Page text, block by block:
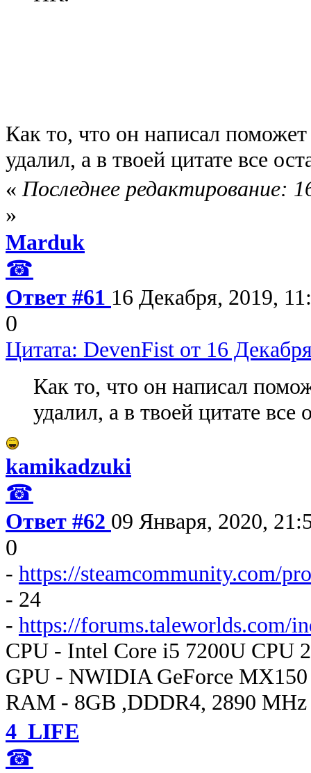
Как то, что он написал
удалил, а в твоей цитате все
« Последнее редактирование:
»
Marduk
☎
Ответ #61 16 Декабря, 2019,
0
Цитата: DevenFist от 16
Как то, что он написал
удалил, а в твоей цитате
kamikadzuki
☎
Ответ #62 09 Января, 2020,
0
- https://steamcommunity.com/
- 24
- https://forums.taleworlds.com/
CPU - Intel Core i5 7200U CPU
GPU - NWIDIA GeForce
RAM - 8GB ,DDDR4, 2890 MHz
4_LIFE
☎